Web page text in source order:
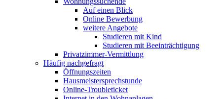
Auf einen Blick
Online Bewerbung
weitere Angebote
Studieren mit Kind
Studieren mit Beeinträchtigung
Privatzimmer-Vermittlung
Häufig nachgefragt
Öffnungszeiten
Hausmeistersprechstunde
Online-Troubleticket